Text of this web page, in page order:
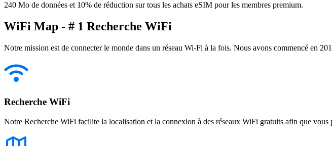
240 Mo de données et 10% de réduction sur tous les achats eSIM pour les membres premium.
WiFi Map - # 1 Recherche WiFi
Notre mission est de connecter le monde dans un réseau Wi-Fi à la fois. Nous avons commencé en
Recherche WiFi
Notre Recherche WiFi facilite la localisation et la connexion à des réseaux WiFi gratuits afin que